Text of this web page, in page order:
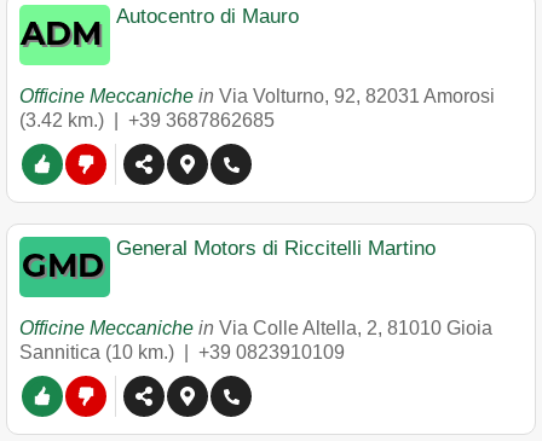
Autocentro di Mauro
Officine Meccaniche in Via Volturno, 92, 82031 Amorosi
(3.42 km.) | +39 3687862685
General Motors di Riccitelli Martino
Officine Meccaniche in Via Colle Altella, 2, 81010 Gioia
Sannitica (10 km.) | +39 0823910109